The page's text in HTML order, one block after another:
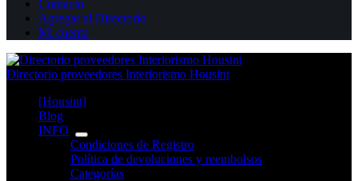
Contacto
Agregar al Directorio
Mi cuenta
Directorio proveedores Interiorismo Housint
[Housint]
Blog
INFO
Condiciones de Registro
Política de devoluciones y reembolsos
Categorías